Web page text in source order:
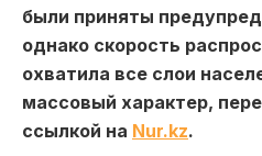
были приняты
однако скорость
охватила все слои
массовый характер,
ссылкой на Nur.kz.